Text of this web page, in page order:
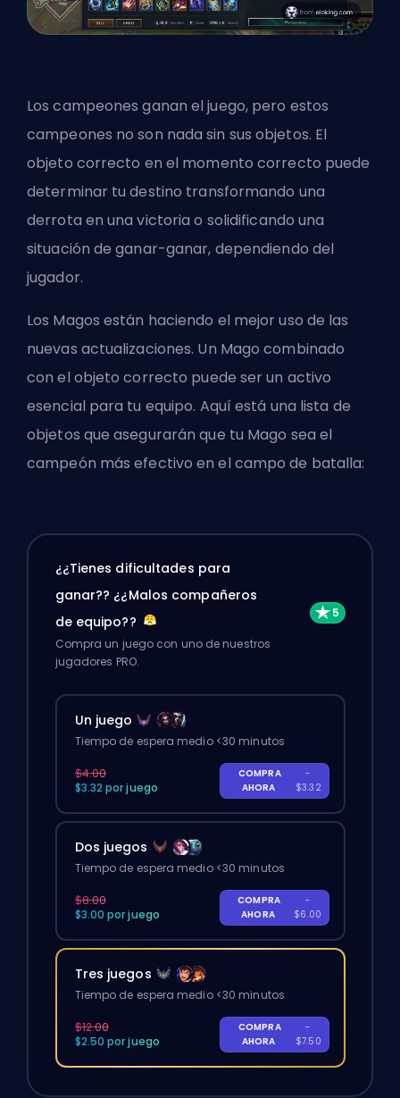
Los campeones ganan el juego, pero estos
campeones no son nada sin sus objetos. El
objeto correcto en el momento correcto puede
determinar tu destino transformando una
derrota en una victoria o solidificando una
situación de ganar-ganar, dependiendo del
jugador.
Los Magos están haciendo el mejor uso de las
nuevas actualizaciones. Un Mago combinado
con el objeto correcto puede ser un activo
esencial para tu equipo. Aquí está una lista de
objetos que asegurarán que tu Mago sea el
campeón más efectivo en el campo de batalla:
¿¿Tienes dificultades para
ganar?? ¿¿Malos compañeros
de equipo??
Compra un juego con uno de nuestros
jugadores PRO.
Un juego
Tiempo de espera medio <30 minutos
$4.00
$3.32 por juego
COMPRA
AHORA
-
$3.32
Dos juegos
Tiempo de espera medio <30 minutos
$8.00
$3.00 por juego
COMPRA
AHORA
-
$6.00
Tres juegos
Tiempo de espera medio <30 minutos
$12.00
$2.50 por juego
COMPRA
AHORA
-
$7.50